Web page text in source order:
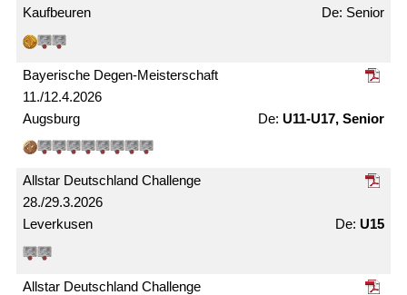
Kaufbeuren Senior
11./12.4.2026
Bayerische Degen-Meister­schaft
Augsburg U11-U17, Senior
28./29.3.2026
Allstar Deutschland Challenge
Leverkusen U15
Allstar Deutschland Challenge